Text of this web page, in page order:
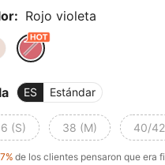
Rojo violeta
ES Estándar
(S) 38 (M) 40/
de los clientes pensaron que era